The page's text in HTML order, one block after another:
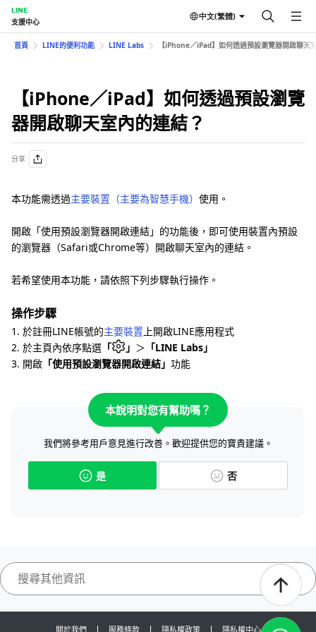
LINE
支援中心
中文(繁體)
首頁 LINE的便利功能 LINE Labs 【iPhone／iPad】如何透過預設瀏覽器開啟聊天
【iPhone／iPad】如何透過預設瀏覽
器開啟聊天室內的連結？
分享
本功能需透過主要裝置（主要為智慧手機） 使用。
開啟「使用預設瀏覽器開啟連結」的功能後，即可使用裝置內預設
的瀏覽器（Safari或Chrome等）開啟聊天室內的連結。
若希望使用本功能，請依照下列步驟執行操作。
操作步驟
1. 於註冊LINE帳號的主要裝置 上開啟LINE應用程式
2. 於主頁內依序點選 「 」 ＞ 「LINE Labs」
3. 開啟 「使用預設瀏覽器開啟連結」 功能
本說明對您有幫助嗎？
我們將參考用戶意見進行改善。歡迎提供您的寶貴建議。
是 否
關於我們 服務條款 隱私權政策 隱私權中心